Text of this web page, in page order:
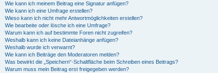
Wie kann ich meinem Beitrag eine Signatur anfügen?
Wie kann ich eine Umfrage erstellen?
Wieso kann ich nicht mehr Antwortmöglichkeiten erstellen?
Wie bearbeite oder lösche ich eine Umfrage?
Warum kann ich auf bestimmte Foren nicht zugreifen?
Weshalb kann ich keine Dateianhänge anfügen?
Weshalb wurde ich verwarnt?
Wie kann ich Beiträge den Moderatoren melden?
Was bewirkt die „Speichern“-Schaltfläche beim Schreiben eines Beitrags?
Warum muss mein Beitrag erst freigegeben werden?